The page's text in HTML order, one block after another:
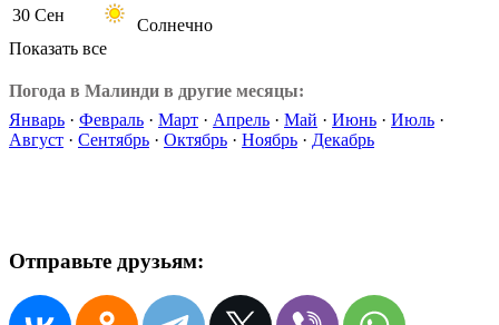
30 Сен
Солнечно
Показать все
Погода в Малинди в другие месяцы:
Январь · Февраль · Март · Апрель · Май · Июнь · Июль ·
Август · Сентябрь · Октябрь · Ноябрь · Декабрь
Отправьте друзьям: